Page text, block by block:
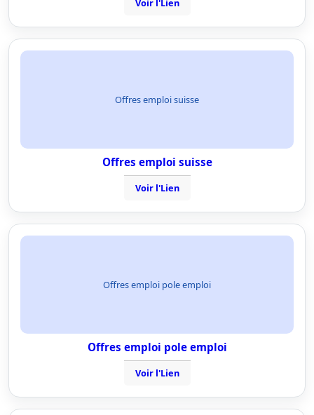
Voir l'Lien
Offres emploi suisse
Offres emploi suisse
Voir l'Lien
Offres emploi pole emploi
Offres emploi pole emploi
Voir l'Lien